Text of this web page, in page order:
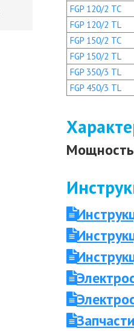
FGP 120/2 TC
FGP 120/2 TL
FGP 150/2 TC
FGP 150/2 TL
FGP 350/3 TL
FGP 450/3 TL
Мощность